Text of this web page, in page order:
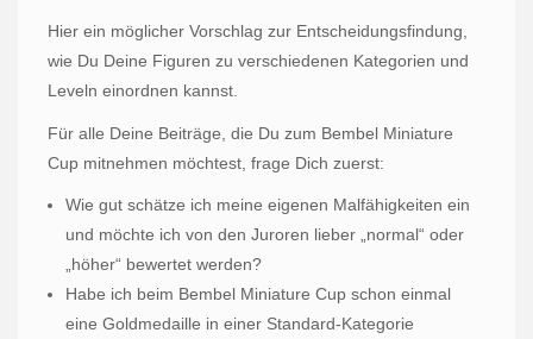
Hier ein möglicher Vorschlag zur Entscheidungsfindung,
wie Du Deine Figuren zu verschiedenen Kategorien und
Leveln einordnen kannst.
Für alle Deine Beiträge, die Du zum Bembel Miniature
Cup mitnehmen möchtest, frage Dich zuerst:
Wie gut schätze ich meine eigenen Malfähigkeiten ein
und möchte ich von den Juroren lieber „normal“ oder
„höher“ bewertet werden?
Habe ich beim Bembel Miniature Cup schon einmal
eine Goldmedaille in einer Standard-Kategorie